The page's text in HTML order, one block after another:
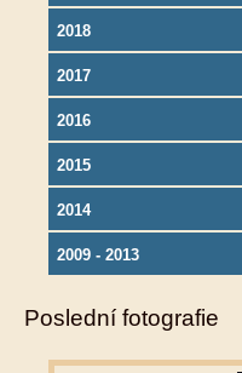
2018
2017
2016
2015
2014
2009 - 2013
Poslední fotografie